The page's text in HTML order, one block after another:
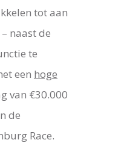
tot aan
naast de
te
een hoge
van €30.000
de
Race.